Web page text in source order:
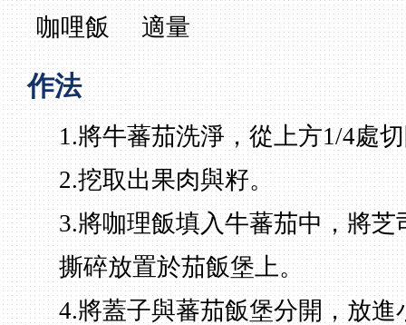
咖哩飯
適量
作法
1.將牛蕃茄洗淨，從上方1/4處
2.挖取出果肉與籽。
3.將咖理飯填入牛蕃茄中，將芝
撕碎放置於茄飯堡上。
4.將蓋子與蕃茄飯堡分開，放進